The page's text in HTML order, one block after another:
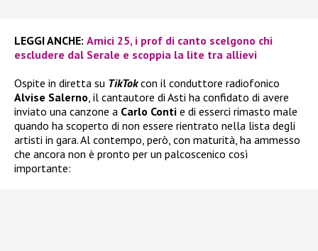
LEGGI ANCHE: Amici 25, i prof di canto scelgono chi
escludere dal Serale e scoppia la lite tra allievi
Ospite in diretta su TikTokcon il conduttore radiofonico
Alvise Salerno , il cantautore di Asti ha confidato di avere
inviato una canzone a Carlo Conti e di esserci rimasto male
quando ha scoperto di non essere rientrato nella lista degli
artisti in gara. Al contempo, però, con maturità, ha ammesso
che ancora non è pronto per un palcoscenico così
importante: